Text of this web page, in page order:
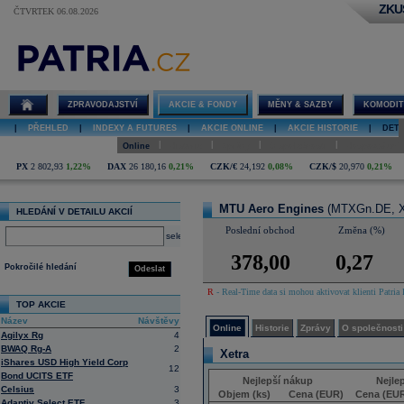
ČTVRTEK 06.08.2026
MTU Aero
Engines online
ZPRAVODAJSTVÍ AKCIE & FONDY MĚNY & SAZBY
PŘEHLED INDEXY A FUTURES AKCIE ONLINE AKCIE HISTORIE
Online
PX 2 802,93 1,22% DAX 26 180,16 0,21% CZK/€ 24,192 0,08% CZK/$ 20,970 0,21%
HLEDÁNÍ V DETAILU AKCIÍ
select
Odeslat
Pokročilé hledání
TOP AKCIE
Název
Návštěvy
Agilyx Rg
4
BWAQ Rg-A
2
iShares USD High Yield Corp
Bond UCITS ETF
12
Celsius
3
MTU Aero Engines (MTXGn.DE,
Poslední obchod Změna (%)
378,00 0,27
R - Real-Time data si mohou aktivovat klienti
Online Historie Zprávy O společnosti
Xetra
Nejlepší nákup
Objem (ks)
Cena (EUR)
Cena